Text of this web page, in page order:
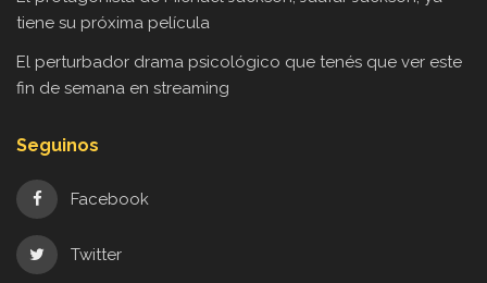
tiene su próxima película
El perturbador drama psicológico que tenés que ver este
fin de semana en streaming
Seguinos
Facebook
Twitter